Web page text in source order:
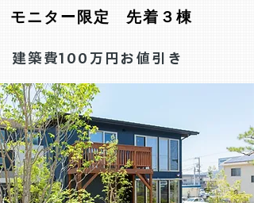
モニター限定 先着３棟
建築費100万円お値引き